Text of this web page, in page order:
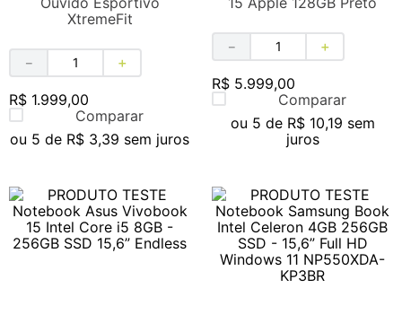
XtremeFit
＋
－
R$ 1.999,00
Comparar
ou 5 de R$ 3,39 sem juros
＋
－
R$ 5.999,00
Comparar
ou 5 de R$ 10,19 sem
juros